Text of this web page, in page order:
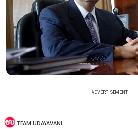
ADVERTISEMENT
TEAM UDAYAVANI